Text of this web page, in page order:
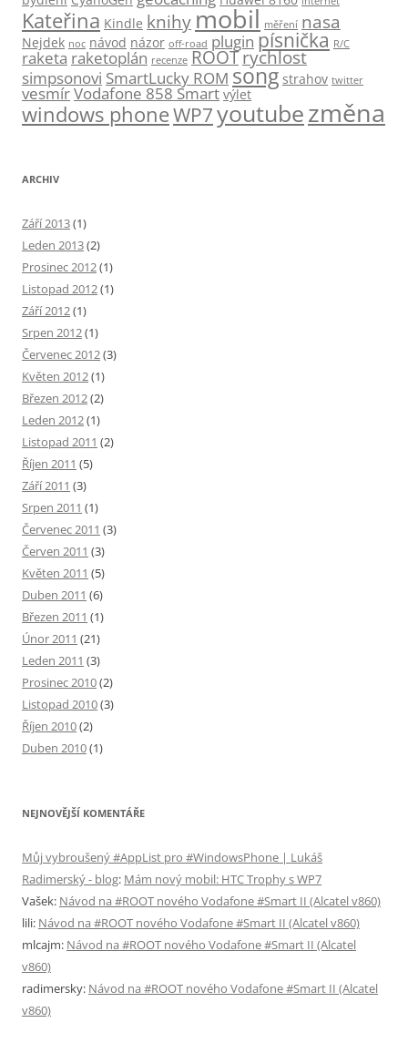
Kateřina Kindle knihy mobil měření nasa
Nejdek noc návod názor off-road plugin písnička R/C
raketa raketoplán recenze ROOTrychlost
simpsonovi SmartLucky ROM song strahov twitter
vesmírVodafone 858 Smart výlet
windows phoneWP7youtubezměna
ARCHIV
Září 2013(1)
Leden 2013(2)
Prosinec 2012(1)
Listopad 2012(1)
Září 2012(1)
Srpen 2012(1)
Červenec 2012(3)
Květen 2012(1)
Březen 2012(2)
Leden 2012(1)
Listopad 2011 (2)
Říjen 2011 (5)
Září 2011 (3)
Srpen 2011 (1)
Červenec 2011 (3)
Červen 2011 (3)
Květen 2011 (5)
Duben 2011 (6)
Březen 2011 (1)
Únor 2011 (21)
Leden 2011 (3)
Prosinec 2010(2)
Listopad 2010(3)
Říjen 2010(2)
Duben 2010(1)
NEJNOVĚJŠÍ KOMENTÁŘE
Můj vybroušený #AppList pro #WindowsPhone | Lukáš
Radimerský - blog: Mám nový mobil: HTC Trophy s WP7
Vašek: Návod na #ROOT nového Vodafone #Smart II (Alcatel v860)
lili: Návod na #ROOT nového Vodafone #Smart II (Alcatel v860)
mlcajm: Návod na #ROOT nového Vodafone #Smart II (Alcatel
v860)
radimersky: Návod na #ROOT nového Vodafone #Smart II (Alcatel
v860)